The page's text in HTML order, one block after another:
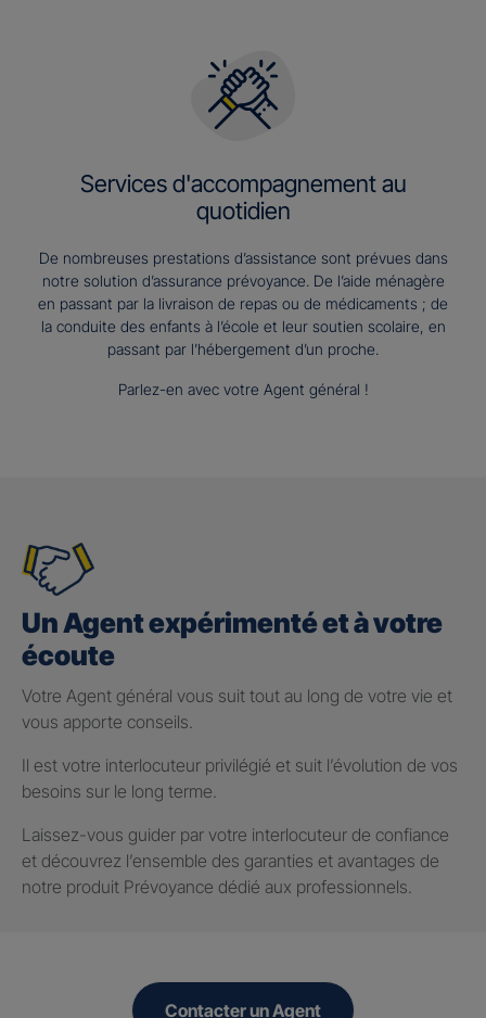
Services d'accompagnement au
quotidien
De nombreuses prestations d’assistance sont prévues dans
notre solution d’assurance prévoyance. De l’aide ménagère
en passant par la livraison de repas ou de médicaments ; de
la conduite des enfants à l’école et leur soutien scolaire, en
passant par l’hébergement d’un proche.
Parlez-en avec votre Agent général !
Un Agent expérimenté et à votre
écoute
Votre Agent général vous suit tout au long de votre vie et
vous apporte conseils.
Il est votre interlocuteur privilégié et suit l’évolution de vos
besoins sur le long terme.
Laissez-vous guider par votre interlocuteur de confiance
et découvrez l’ensemble des garanties et avantages de
notre produit Prévoyance dédié aux professionnels.
Contacter un Agent